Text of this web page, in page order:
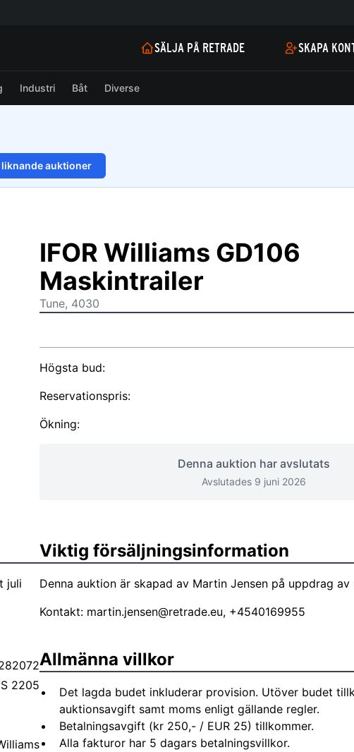
SÄLJA PÅ RETRADE SKAPA
Industri Båt Diverse
liknande auktioner
1/21
IFOR Williams GD106
Maskintrailer
Tune, 4030
Högsta bud:
Reservationspris:
Ökning:
Denna auktion har avslutats
Avslutades 9 juni 2026
juli
2205
Viktig försäljningsinformation
Denna auktion är skapad av Martin Jensen på uppdrag av
Kontakt: martin.jensen@retrade.eu, +4540169955
Allmänna villkor
Det lagda budet inkluderar provision. Utöver budet
auktionsavgift samt moms enligt gällande regler.
Betalningsavgift (kr 250,- / EUR 25) tillkommer.
Alla fakturor har 5 dagars betalningsvillkor.